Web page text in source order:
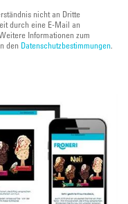
nicht an Dritte
durch eine E-Mail an
Informationen zum
den Datenschutzbestimmungen.